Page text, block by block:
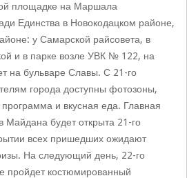
площадке на Маршала
Единства в Новокодацком районе,
у Самарской райсовета, в
и в парке возле УВК № 122, на
на бульваре Славы. С 21-го
города доступны фотозоны,
и вкусная еда. Главная
будет открыта 21-го
всех пришедших ожидают
На следующий день, 22-го
пройдет костюмированный